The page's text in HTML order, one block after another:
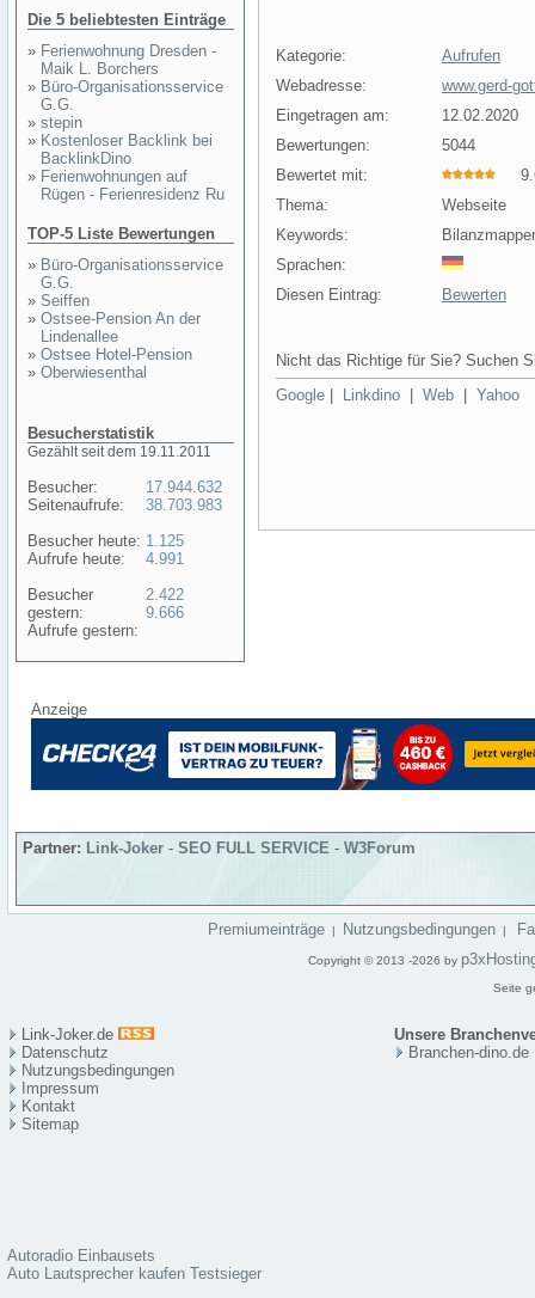
Die 5 beliebtesten Einträge
» Ferienwohnung Dresden -
Maik L. Borchers
» Büro-Organisationsservice
G.G.
» stepin
» Kostenloser Backlink bei
BacklinkDino
» Ferienwohnungen auf
Rügen - Ferienresidenz Ru
TOP-5 Liste Bewertungen
» Büro-Organisationsservice
G.G.
» Seiffen
» Ostsee-Pension An der
Lindenallee
» Ostsee Hotel-Pension
» Oberwiesenthal
Besucherstatistik
Gezählt seit dem 19.11.2011
Besucher:
Seitenaufrufe:
Besucher heute:
Aufrufe heute:
Besucher
gestern:
Aufrufe gestern:
17.944.632
38.703.983
1.125
4.991
2.422
9.666
Kategorie:
Aufrufen
Webadresse:
www.gerd-
Eingetragen am:
12.02.2020
Bewertungen:
5044
Bewertet mit:
Thema:
Webseite
Keywords:
Sprachen:
Diesen Eintrag:
Bewerten
Nicht das Richtige für Sie? Suchen
Google
Linkdino Web Yahoo
Anzeige
Partner: Link-Joker - SEO FULL SERVICE - W3Forum
Premiumeinträge | Nutzungsbedingungen |
Copyright © 2013 -2026 by
Seite
Link-Joker.de
Unsere
Datenschutz
Nutzungsbedingungen
Impressum
Kontakt
Sitemap
Branchen-dino.de
Autoradio Einbausets
Auto Lautsprecher kaufen Testsieger